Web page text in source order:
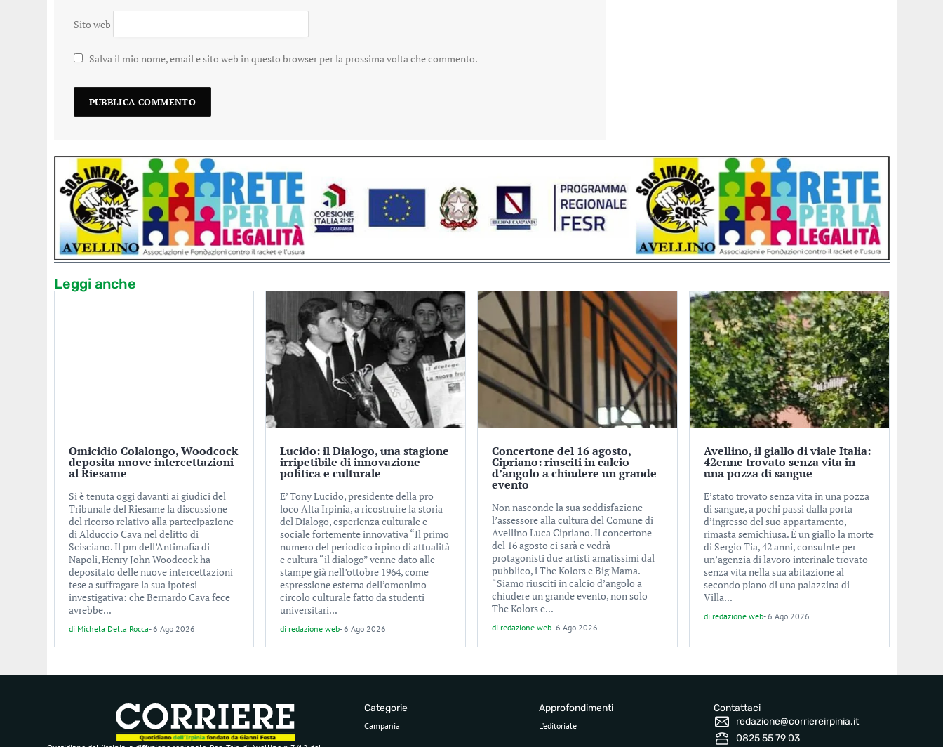
Sito web
Salva il mio nome, email e sito web in questo browser per la prossima volta che commento.
Leggi anche
Omicidio Colalongo, Woodcock
deposita nuove intercettazioni
al Riesame
Si è tenuta oggi davanti ai giudici del
Tribunale del Riesame la discussione
del ricorso relativo alla partecipazione
di Alduccio Cava nel delitto di
Scisciano. Il pm dell’Antimafia di
Napoli, Henry John Woodcock ha
depositato delle nuove intercettazioni
tese a suffragare la sua ipotesi
investigativa: che Bernardo Cava fece
avrebbe...
di Michela Della Rocca-6 Ago 2026
Lucido: il Dialogo, una stagione
irripetibile di innovazione
politica e culturale
E’ Tony Lucido, presidente della pro
loco Alta Irpinia, a ricostruire la storia
del Dialogo, esperienza culturale e
sociale fortemente innovativa “Il primo
numero del periodico irpino di attualità
e cultura “il dialogo” venne dato alle
stampe già nell’ottobre 1964, come
espressione esterna dell’omonimo
circolo culturale fatto da studenti
universitari...
di redazione web-6 Ago 2026
Concertone del 16 agosto,
Cipriano: riusciti in calcio
d’angolo a chiudere un grande
evento
Non nasconde la sua soddisfazione
l’assessore alla cultura del Comune di
Avellino Luca Cipriano. Il concertone
del 16 agosto ci sarà e vedrà
protagonisti due artisti amatissimi dal
pubblico, i The Kolors e Big Mama.
“Siamo riusciti in calcio d’angolo a
chiudere un grande evento, non solo
The Kolors e...
di redazione web-6 Ago 2026
Avellino, il giallo di viale Italia:
42enne trovato senza vita in
una pozza di sangue
E’stato trovato senza vita in una pozza
di sangue, a pochi passi dalla porta
d’ingresso del suo appartamento,
rimasta semichiusa. È un giallo la morte
di Sergio Tia, 42 anni, consulnte per
un’agenzia di lavoro interinale trovato
senza vita nella sua abitazione al
secondo piano di una palazzina di
Villa...
di redazione web-6 Ago 2026
Categorie
Campania
Approfondimenti
L’editoriale
Contattaci
redazione@corriereirpinia.it
0825 55 79 03